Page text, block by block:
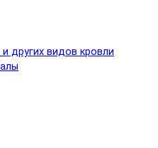
других видов кровли